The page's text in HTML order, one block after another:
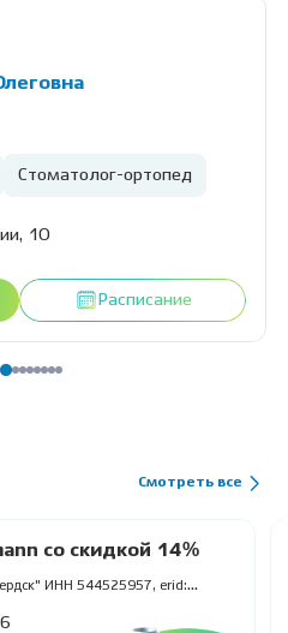
Стоматолог-ортопед
10
Расписание
Смотреть все
со скидкой 14%
ИНН 544525957, erid: